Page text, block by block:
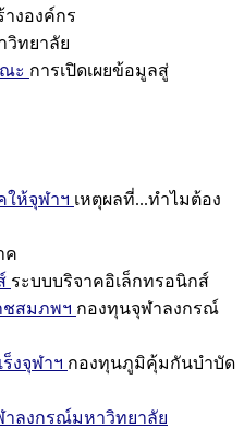
างองค์กร
วิทยาลัย
ะ การเปิดเผยข้อมูลสู่
ให้จุฬาฯ เหตุผลที่...ทำไมต้อง
ค
ระบบบริจาคอิเล็กทรอนิกส์
ชสมภพฯ กองทุนจุฬาลงกรณ์
งจุฬาฯ กองทุนภูมิคุ้มกันบำบัด
าลงกรณ์มหาวิทยาลัย